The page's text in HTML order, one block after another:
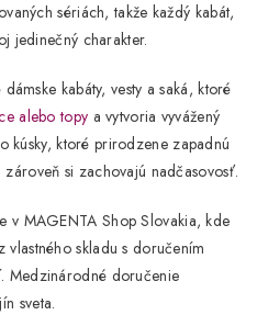
sériách, takže každý kabát,
jedinečný charakter.
dámske kabáty, vesty a saká, ktoré
alebotopy a vytvoria vyvážený
kúsky, ktoré prirodzene zapadnú
si zachovajú nadčasovosť.
v MAGENTA Shop Slovakia, kde
skladu s doručením
. Medzinárodné doručenie
sveta.